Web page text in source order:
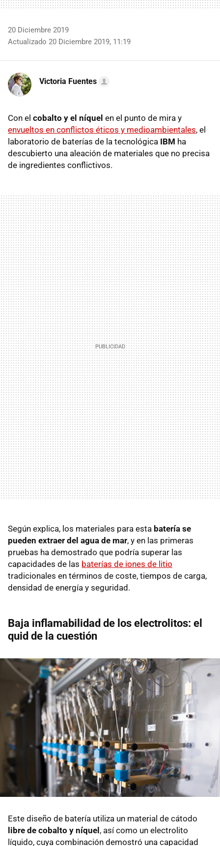
20 Diciembre 2019
Actualizado 20 Diciembre 2019, 11:19
Victoria Fuentes
Con el cobalto y el níquel en el punto de mira y
envueltos en conflictos éticos y medioambientales, el
laboratorio de baterías de la tecnológica IBM ha
descubierto una aleación de materiales que no precisa
de ingredientes conflictivos.
Según explica, los materiales para esta batería se
pueden extraer del agua de mar, y en las primeras
pruebas ha demostrado que podría superar las
capacidades de las baterías de iones de litio
tradicionales en términos de coste, tiempos de carga,
densidad de energía y seguridad.
Baja inflamabilidad de los electrolitos: el
quid de la cuestión
Este diseño de batería utiliza un material de cátodo
libre de cobalto y níquel , así como un electrolito
líquido, cuya combinación demostró una capacidad